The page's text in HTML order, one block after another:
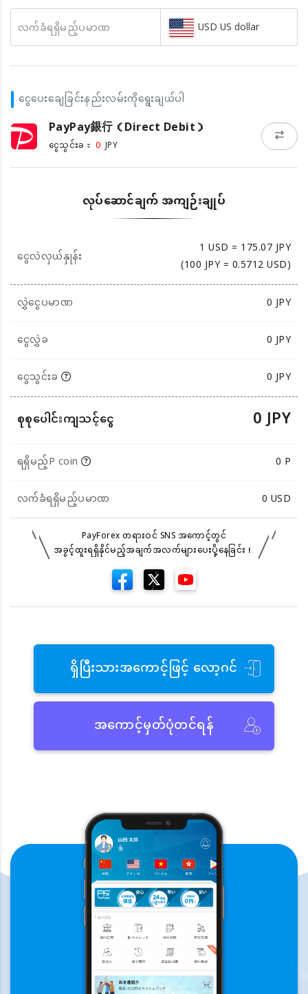
လက်ခံရရှိမည့်ပမာဏ USD US dollar
ငွေပေးချေခြင်းနည်းလမ်းကိုရွေးချယ်ပါ
PayPay銀行（Direct Debit）
ငွေသွင်းခ： 0 JPY
လုပ်ဆောင်ချက် အကျဉ်းချုပ်
ငွေလဲလှယ်နှုန်း
1 USD = 175.07 JPY
(100 JPY = 0.5712 USD)
လွှဲငွေပမာဏ
0JPY
ငွေလွှဲခ
0 JPY
ငွေသွင်းခ
0 JPY
စုစုပေါင်းကျသင့်ငွေ 0 JPY
ရရှိမည့်P coin
0 P
လက်ခံရရှိမည့်ပမာဏ
0USD
PayForex တရားဝင် SNS အကောင့်တွင်
အခွင့်ထူးရရှိနိုင်မည့်အချက်အလက်များပေးပို့နေခြင်း！
ရှိပြီးသားအကောင့်ဖြင့် လော့ဂင်
အကောင့်မှတ်ပုံတင်ရန်